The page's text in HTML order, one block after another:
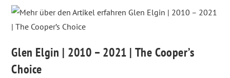
Glen Elgin | 2010 – 2021 | The Cooper’s
Choice